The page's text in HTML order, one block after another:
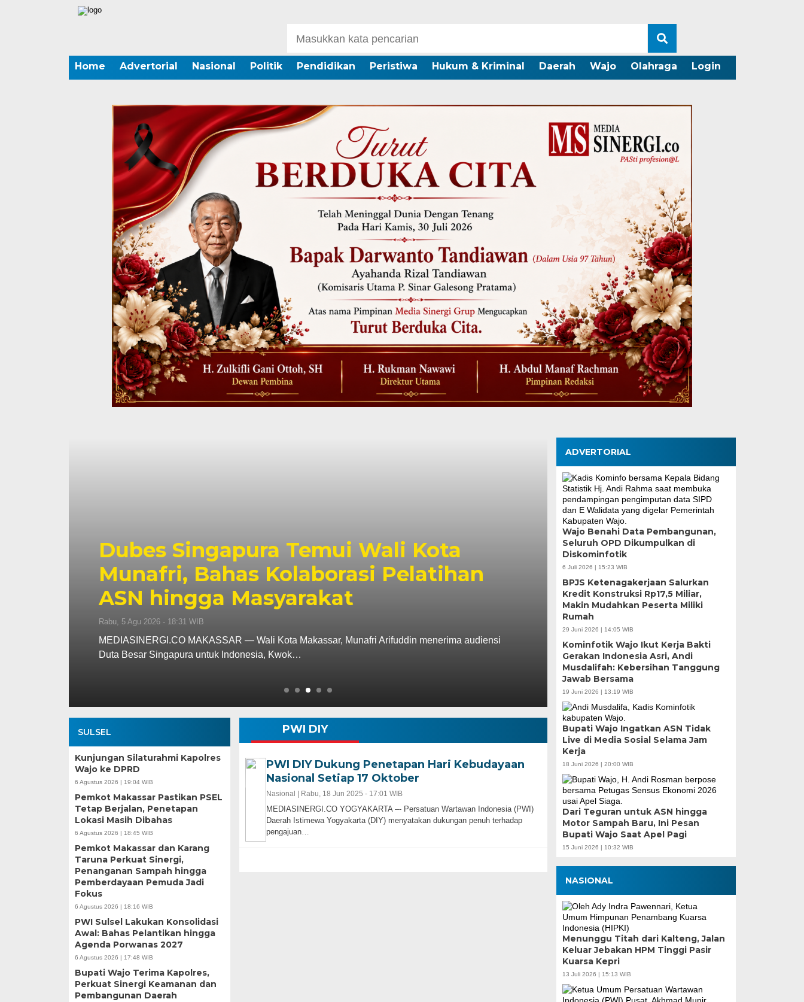
Home Advertorial Nasional Politik Pendidikan Peristiwa Hukum & Kriminal Daerah Wajo Olahraga Login
Wali Kota Munafri Dampingi Menko
Pangan Tinjau Kesiapan Kampung
Nelayan Merah Putih Untia
Rabu, 5 Agu 2026 - 07:32 WIB
MEDIASINERGI.CO MAKASSAR — Wali Kota Makassar, Munafri Arifuddin mendampingi Menteri
Koordinator Bidang Pangan, Zulkifli Hasan, meninjau…
Pemilahan Sampah
Tamangapa Jadi
Kolaborasi Warga
Selasa, 4 Agu 2026 - 17:09 WIB
MEDIASINERGI.CO MAKASSAR — Budaya
Permata, Kelurahan Tamangapa, Kecamatan…
SULSEL
Kunjungan Silaturahmi Kapolres
Wajo ke DPRD
6 Agustus 2026 | 19:04 WIB
Pemkot Makassar Pastikan PSEL
Tetap Berjalan, Penetapan
Lokasi Masih Dibahas
6 Agustus 2026 | 18:45 WIB
Pemkot Makassar dan Karang
Taruna Perkuat Sinergi,
Penanganan Sampah hingga
Pemberdayaan Pemuda Jadi
Fokus
6 Agustus 2026 | 18:16 WIB
PWI Sulsel Lakukan Konsolidasi
Awal: Bahas Pelantikan hingga
Agenda Porwanas 2027
6 Agustus 2026 | 17:48 WIB
Bupati Wajo Terima Kapolres,
Perkuat Sinergi Keamanan dan
Pembangunan Daerah
PWI DIY
PWI DIY Dukung Penetapan Hari Kebudayaan
Nasional Setiap 17 Oktober
Nasional | Rabu, 18 Jun 2025 - 17:01 WIB
MEDIASINERGI.CO YOGYAKARTA –- Persatuan Wartawan Indonesia (PWI)
Daerah Istimewa Yogyakarta (DIY) menyatakan dukungan penuh terhadap
pengajuan…
ADVERTORIAL
Wajo Benahi Data Pembangunan,
Seluruh OPD Dikumpulkan di
Diskominfotik
6 Juli 2026 | 15:23 WIB
BPJS Ketenagakerjaan Salurkan
Kredit Konstruksi Rp17,5 Miliar,
Makin Mudahkan Peserta Miliki
Rumah
29 Juni 2026 | 14:05 WIB
Kominfotik Wajo Ikut Kerja Bakti
Gerakan Indonesia Asri, Andi
Musdalifah: Kebersihan Tanggung
Jawab Bersama
19 Juni 2026 | 13:19 WIB
Bupati Wajo Ingatkan ASN Tidak
Live di Media Sosial Selama Jam
Kerja
18 Juni 2026 | 20:00 WIB
Dari Teguran untuk ASN hingga
Motor Sampah Baru, Ini Pesan
Bupati Wajo Saat Apel Pagi
15 Juni 2026 | 10:32 WIB
NASIONAL
Menunggu Titah dari Kalteng, Jalan
Keluar Jebakan HPM Tinggi Pasir
Kuarsa Kepri
13 Juli 2026 | 15:13 WIB